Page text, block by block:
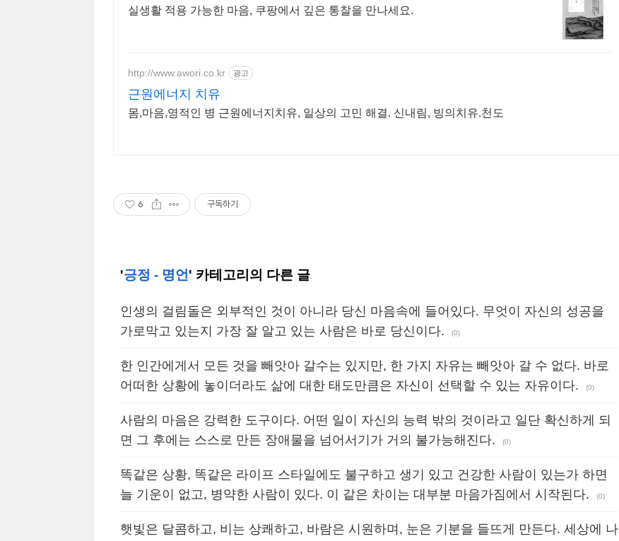
실생활 적용 가능한 마음, 쿠팡에서 깊은 통찰을 만나세요.
http://www.awori.co.kr 광고
근원에너지 치유
몸,마음,영적인 병 근원에너지치유, 일상의 고민 해결. 신내림, 빙의치유.천도
6 구독하기
'긍정 - 명언 ' 카테고리의 다른 글
인생의 걸림돌은 외부적인 것이 아니라 당신 마음속에 들어있다. 무엇이 자신의 성공을
가로막고 있는지 가장 잘 알고 있는 사람은 바로 당신이다.
(0)
한 인간에게서 모든 것을 빼앗아 갈수는 있지만, 한 가지 자유는 빼앗아 갈 수 없다. 바로
어떠한 상황에 놓이더라도 삶에 대한 태도만큼은 자신이 선택할 수 있는 자유이다.
(0)
사람의 마음은 강력한 도구이다. 어떤 일이 자신의 능력 밖의 것이라고 일단 확신하게 되
면 그 후에는 스스로 만든 장애물을 넘어서기가 거의 불가능해진다.
(0)
똑같은 상황, 똑같은 라이프 스타일에도 불구하고 생기 있고 건강한 사람이 있는가 하면
늘 기운이 없고, 병약한 사람이 있다. 이 같은 차이는 대부분 마음가짐에서 시작된다.
(0)
햇빛은 달콤하고, 비는 상쾌하고, 바람은 시원하며, 눈은 기분을 들뜨게 만든다. 세상에 나